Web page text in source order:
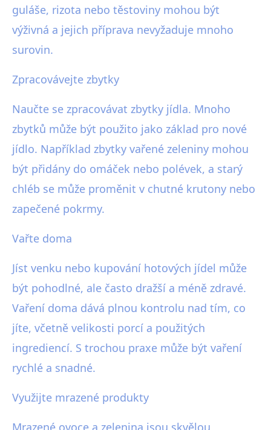
guláše, rizota nebo těstoviny mohou být
výživná a jejich příprava nevyžaduje mnoho
surovin.
Zpracovávejte zbytky
Naučte se zpracovávat zbytky jídla. Mnoho
zbytků může být použito jako základ pro nové
jídlo. Například zbytky vařené zeleniny mohou
být přidány do omáček nebo polévek, a starý
chléb se může proměnit v chutné krutony nebo
zapečené pokrmy.
Vařte doma
Jíst venku nebo kupování hotových jídel může
být pohodlné, ale často dražší a méně zdravé.
Vaření doma dává plnou kontrolu nad tím, co
jíte, včetně velikosti porcí a použitých
ingrediencí. S trochou praxe může být vaření
rychlé a snadné.
Využijte mrazené produkty
Mrazené ovoce a zelenina jsou skvělou